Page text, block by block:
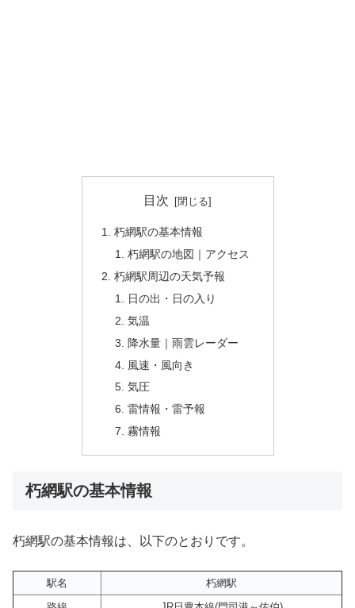
目次
朽網駅の基本情報
朽網駅の地図｜アクセス
朽網駅周辺の天気予報
日の出・日の入り
気温
降水量｜雨雲レーダー
風速・風向き
気圧
雷情報・雷予報
霧情報
朽網駅の基本情報
朽網駅の基本情報は、以下のとおりです。
駅名
朽網駅